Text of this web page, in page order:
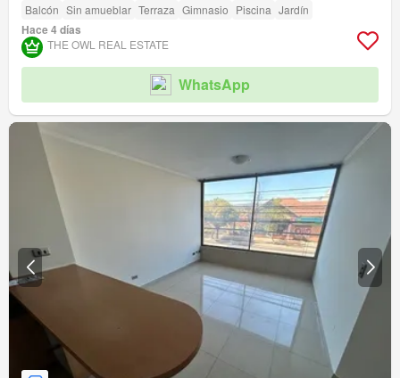
Balcón Sin amueblar Terraza Gimnasio Piscina Jardín
Hace 4 días
THE OWL REAL ESTATE
WhatsApp